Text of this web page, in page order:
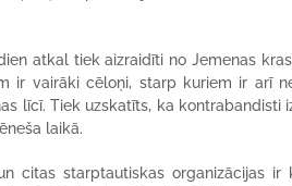
atkal tiek aizraidīti no Jemenas
ir vairāki cēloņi, starp kuriem ir arī
līcī. Tiek uzskatīts, ka
laikā.
citas starptautiskas organizācijas